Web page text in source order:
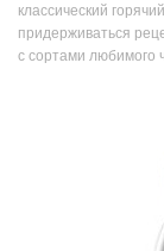
классический
придерживаться
с сортами любимого